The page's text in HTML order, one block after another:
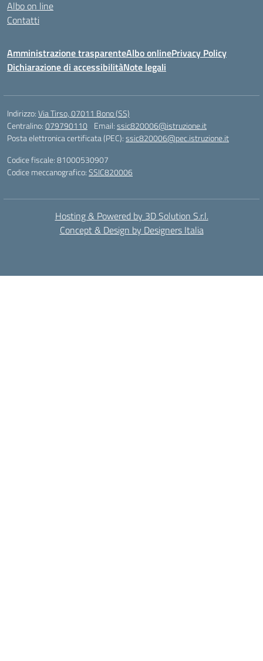
Albo on line
Contatti
Amministrazione trasparenteAlbo onlinePrivacy Policy
Dichiarazione di accessibilitàNote legali
Indirizzo:Via Tirso, 07011 Bono (SS)
Centralino:079790110 Email:ssic820006@istruzione.it
Posta elettronica certificata (PEC):ssic820006@pec.istruzione.it
Codice fiscale: 81000530907
Codice meccanografico:SSIC820006
Hosting & Powered by 3D Solution S.r.l.
Concept & Design by Designers Italia